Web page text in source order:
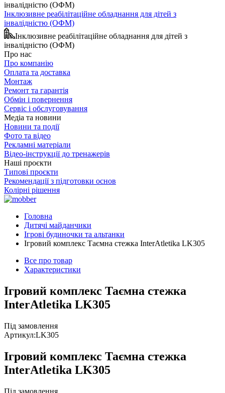
Інклюзивне реабілітаційне обладнання для дітей з
інвалідністю (ОФМ)
Інклюзивне реабілітаційне обладнання для дітей з
інвалідністю (ОФМ)
Про нас
Про компанію
Оплата та доставка
Монтаж
Ремонт та гарантія
Обмін і повернення
Сервіс і обслуговування
Медіа та новини
Новини та події
Фото та відео
Рекламні матеріали
Відео-інструкції до тренажерів
Наші проєкти
Типові проєкти
Рекомендації з підготовки основ
Колірні рішення
Головна
Дитячі майданчики
Ігрові будиночки та альтанки
Ігровий комплекс Таємна стежка InterAtletika LK305
Все про товар
Характеристики
Ігровий комплекс Таємна стежка
InterAtletika LK305
Під замовлення
Артикул:LK305
Ігровий комплекс Таємна стежка
InterAtletika LK305
Під замовлення